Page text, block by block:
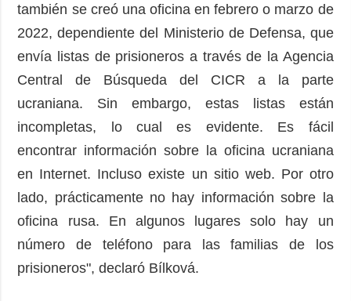
también se creó una oficina en febrero o marzo de
2022, dependiente del Ministerio de Defensa, que
envía listas de prisioneros a través de la Agencia
Central de Búsqueda del CICR a la parte
ucraniana. Sin embargo, estas listas están
incompletas, lo cual es evidente. Es fácil
encontrar información sobre la oficina ucraniana
en Internet. Incluso existe un sitio web. Por otro
lado, prácticamente no hay información sobre la
oficina rusa. En algunos lugares solo hay un
número de teléfono para las familias de los
prisioneros", declaró Bílková.